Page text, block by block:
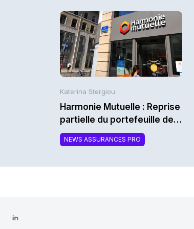
Katerina Stergiou
Harmonie Mutuelle : Reprise
partielle du portefeuille de
la MTCAT
NEWS ASSURANCES PRO
LinkedIn